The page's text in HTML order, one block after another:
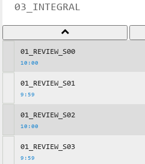
03_INTEGRAL
01_REVIEW_S00
10:00
01_REVIEW_S01
9:59
01_REVIEW_S02
10:00
01_REVIEW_S03
9:59